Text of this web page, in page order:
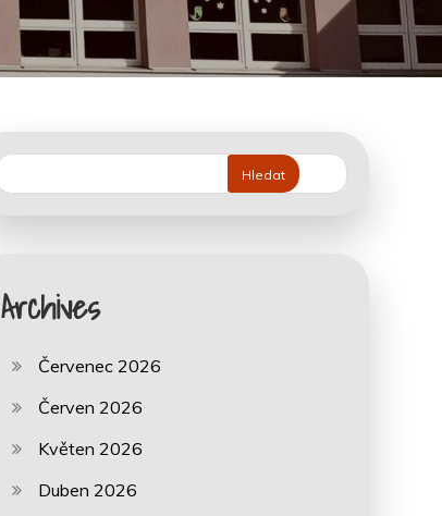
Hledat
Archives
Červenec 2026
Červen 2026
Květen 2026
Duben 2026